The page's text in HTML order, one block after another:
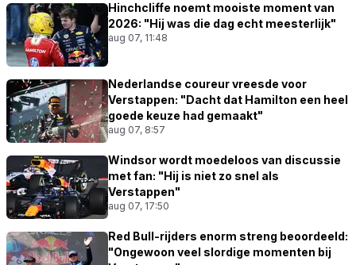
Hinchcliffe noemt mooiste moment van
2026: "Hij was die dag echt meesterlijk"
aug 07, 11:48
Nederlandse coureur vreesde voor
Verstappen: "Dacht dat Hamilton een heel
goede keuze had gemaakt"
aug 07, 8:57
Windsor wordt moedeloos van discussie
met fan: "Hij is niet zo snel als
Verstappen"
aug 07, 17:50
Red Bull-rijders enorm streng beoordeeld:
"Ongewoon veel slordige momenten bij